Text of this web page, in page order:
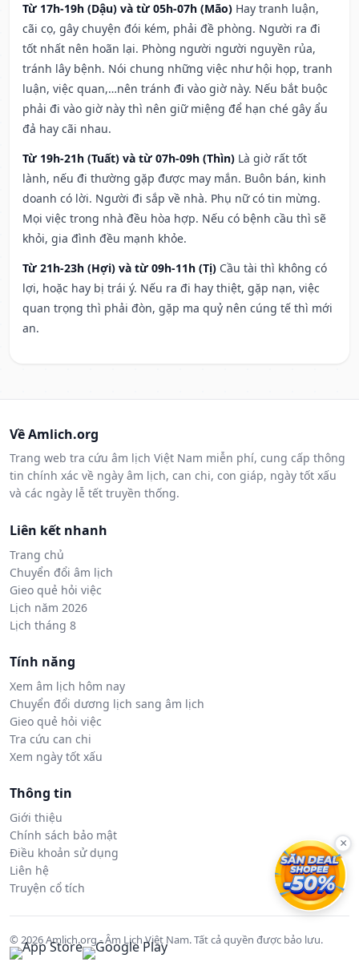
Từ 17h-19h (Dậu) và từ 05h-07h (Mão) Hay tranh luận,
cãi cọ, gây chuyện đói kém, phải đề phòng. Người ra đi
tốt nhất nên hoãn lại. Phòng người người nguyền rủa,
tránh lây bệnh. Nói chung những việc như hội họp, tranh
luận, việc quan,…nên tránh đi vào giờ này. Nếu bắt buộc
phải đi vào giờ này thì nên giữ miệng để hạn ché gây ẩu
đả hay cãi nhau.
Từ 19h-21h (Tuất) và từ 07h-09h (Thìn) Là giờ rất tốt
lành, nếu đi thường gặp được may mắn. Buôn bán, kinh
doanh có lời. Người đi sắp về nhà. Phụ nữ có tin mừng.
Mọi việc trong nhà đều hòa hợp. Nếu có bệnh cầu thì sẽ
khỏi, gia đình đều mạnh khỏe.
Từ 21h-23h (Hợi) và từ 09h-11h (Tị) Cầu tài thì không có
lợi, hoặc hay bị trái ý. Nếu ra đi hay thiệt, gặp nạn, việc
quan trọng thì phải đòn, gặp ma quỷ nên cúng tế thì mới
an.
Về Amlich.org
Trang web tra cứu âm lịch Việt Nam miễn phí, cung cấp thông
tin chính xác về ngày âm lịch, can chi, con giáp, ngày tốt xấu
và các ngày lễ tết truyền thống.
Liên kết nhanh
Trang chủ
Chuyển đổi âm lịch
Gieo quẻ hỏi việc
Lịch năm 2026
Lịch tháng 8
Tính năng
Xem âm lịch hôm nay
Chuyển đổi dương lịch sang âm lịch
Gieo quẻ hỏi việc
Tra cứu can chi
Xem ngày tốt xấu
Thông tin
Giới thiệu
Chính sách bảo mật
Điều khoản sử dụng
Liên hệ
Truyện cổ tích
© 2026 Amlich.org - Âm Lịch Việt Nam. Tất cả quyền được bảo lưu.
×